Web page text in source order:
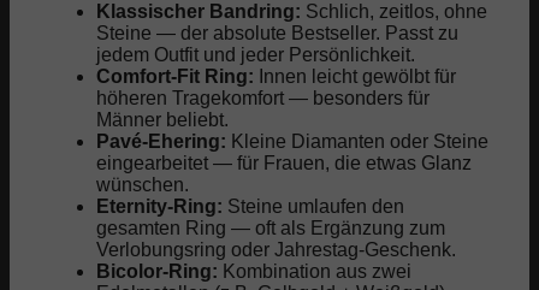
Klassischer Bandring: Schlich, zeitlos, ohne
Steine — der absolute Bestseller. Passt zu
jedem Outfit und jeder Persönlichkeit.
Comfort-Fit Ring: Innen leicht gewölbt für
höheren Tragekomfort — besonders für
Männer beliebt.
Pavé-Ehering: Kleine Diamanten oder Steine
eingearbeitet — für Frauen, die etwas Glanz
wünschen.
Eternity-Ring: Steine umlaufen den
gesamten Ring — oft als Ergänzung zum
Verlobungsring oder Jahrestag-Geschenk.
Bicolor-Ring: Kombination aus zwei